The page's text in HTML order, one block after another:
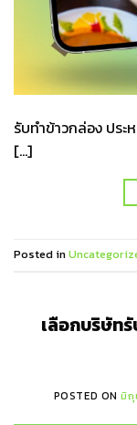
รับทำข้าวกล่อง ปร
[…]
Posted in
เลือกบริษัท
POSTED ONมิถุ